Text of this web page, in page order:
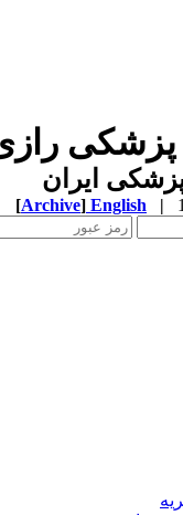
رازی
ایران
|
English
[Archive]